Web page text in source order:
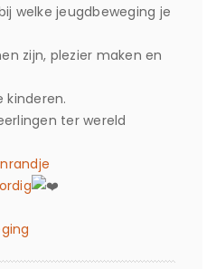
welke jeugdbeweging je
zijn, plezier maken en
kinderen.
ter wereld